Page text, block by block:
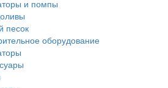
и помпы
песок
оборудование